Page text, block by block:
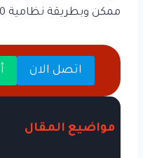
ممكن وبطريقة نظامية 100% .
اتصل الان
مواضيع المقال